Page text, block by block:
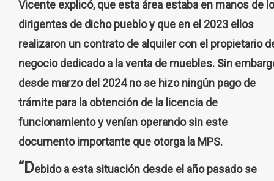
Vicente explicó, que esta área estaba en manos de
dirigentes de dicho pueblo y que en el 2023 ellos
realizaron un contrato de alquiler con el propietario
negocio dedicado a la venta de muebles. Sin
desde marzo del 2024 no se hizo ningún pago de
trámite para la obtención de la licencia de
funcionamiento y venían operando sin este
documento importante que otorga la MPS.
“Debido a esta situación desde el año pasado se